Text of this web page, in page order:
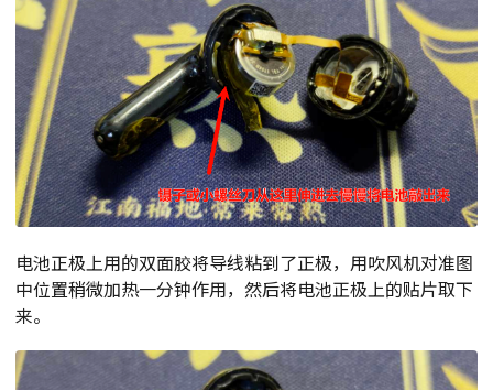
电池正极上用的双面胶将导线粘到了正极，用吹风机对准图
中位置稍微加热一分钟作用，然后将电池正极上的贴片取下
来。